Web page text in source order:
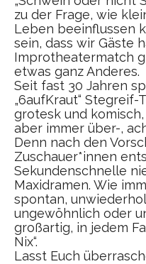
zu der Frage, wie
Leben beeinflussen
sein, dass wir Gäste
Improtheatermatch
etwas ganz Anderes.
Seit fast 30 Jahren
„6aufKraut“ Stegreif-
grotesk und
aber immer über-,
Denn nach den
Zuschauer*innen
Sekundenschnelle
Maxidramen. Wie
spontan,
ungewöhnlich oder
großartig, in jedem
Nix“.
Lasst Euch